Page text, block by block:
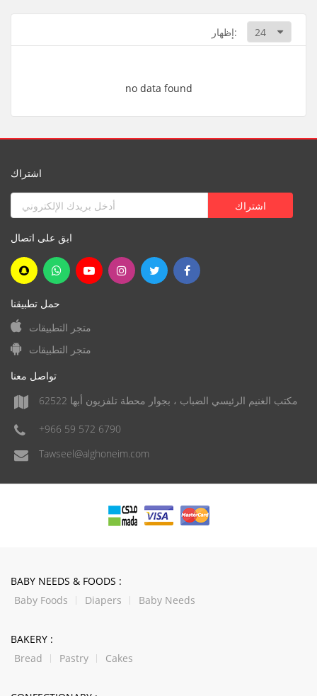
إظهار:
no data found
اشتراك
ابق على اتصال
حمل تطبيقنا
متجر التطبيقات
متجر التطبيقات
تواصل معنا
مكتب الغنيم الرئيسي الضباب ، بجوار محطة تلفزيون أبها 62522
+966 59 572 6790
Tawseel@alghoneim.com
BABY NEEDS & FOODS :
Baby Foods
Diapers Baby Needs
BAKERY :
Bread
Pastry Cakes